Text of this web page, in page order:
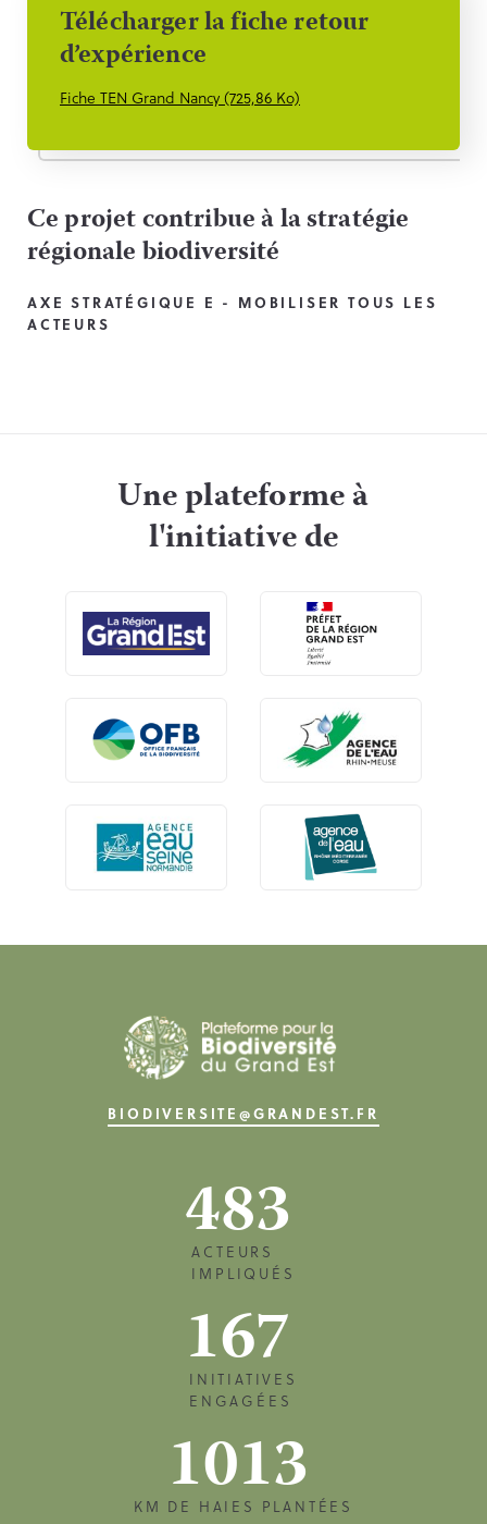
Télécharger la fiche retour
d’expérience
Fiche TEN Grand Nancy (725,86 Ko)
Ce projet contribue à la stratégie
régionale biodiversité
AXE STRATÉGIQUE E - MOBILISER TOUS LES
ACTEURS
Une plateforme à
l'initiative de
BIODIVERSITE@GRANDEST.FR
483
ACTEURS
IMPLIQUÉS
167
INITIATIVES
ENGAGÉES
1013
KM DE HAIES PLANTÉES